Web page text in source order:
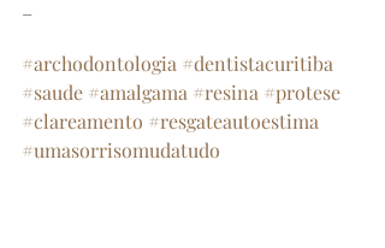
#archodontologia #dentistacuritiba
#saude #amalgama #resina #protese
#clareamento #resgateautoestima
#umasorrisomudatudo